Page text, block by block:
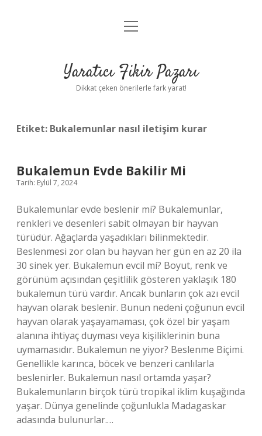
Anasayfa
Yasal Uyarı
menüyü
Yaratıcı Fikir Pazarı
Dikkat çeken önerilerle fark yarat!
Etiket: Bukalemunlar nasıl iletişim kurar
Bukalemun Evde Bakilir Mi
Tarih: Eylül 7, 2024
Bukalemunlar evde beslenir mi? Bukalemunlar,
renkleri ve desenleri sabit olmayan bir hayvan
türüdür. Ağaçlarda yaşadıkları bilinmektedir.
Beslenmesi zor olan bu hayvan her gün en az 20 ila
30 sinek yer. Bukalemun evcil mi? Boyut, renk ve
görünüm açısından çeşitlilik gösteren yaklaşık 180
bukalemun türü vardır. Ancak bunların çok azı evcil
hayvan olarak beslenir. Bunun nedeni çoğunun evcil
hayvan olarak yaşayamaması, çok özel bir yaşam
alanına ihtiyaç duyması veya kişiliklerinin buna
uymamasıdır. Bukalemun ne yiyor? Beslenme Biçimi.
Genellikle karınca, böcek ve benzeri canlılarla
beslenirler. Bukalemun nasıl ortamda yaşar?
Bukalemunların birçok türü tropikal iklim kuşağında
yaşar. Dünya genelinde çoğunlukla Madagaskar
adasında bulunurlar.…